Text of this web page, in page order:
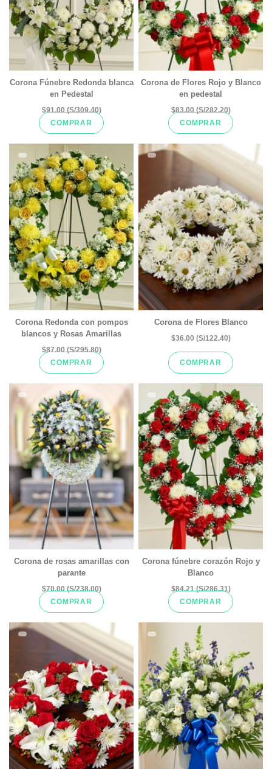
Corona Fúnebre Redonda blanca
en Pedestal
$91.00 (S/309.40)
COMPRAR
Corona de Flores Rojo y Blanco
en pedestal
$83.00 (S/282.20)
COMPRAR
Corona Redonda con pompos
blancos y Rosas Amarillas
$87.00 (S/295.80)
COMPRAR
Corona de Flores Blanco
$36.00 (S/122.40)
COMPRAR
Corona de rosas amarillas con
parante
$70.00 (S/238.00)
COMPRAR
Corona fúnebre corazón Rojo y
Blanco
$84.21 (S/286.31)
COMPRAR